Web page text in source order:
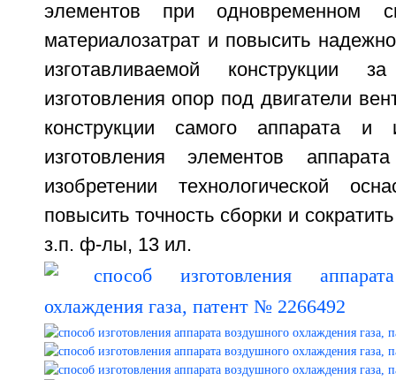
элементов при одновременном
материалозатрат и повысить
изготавливаемой конструкции
изготовления опор под двигатели
конструкции самого аппарата и
изготовления элементов
изобретении технологической
повысить точность сборки и
з.п. ф-лы, 13 ил.